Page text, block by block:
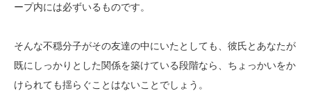
ープ内には必ずいるものです。
そんな不穏分子がその友達の中にいたとしても、彼氏とあなたが
既にしっかりとした関係を築けている段階なら、ちょっかいをか
けられても揺らぐことはないことでしょう。